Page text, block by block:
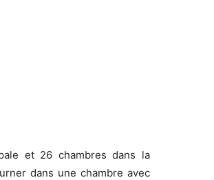
et 26 chambres dans la
dans une chambre avec